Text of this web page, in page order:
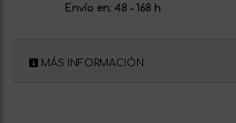
Envío en: 48 - 168 h
MÁS INFORMACIÓN